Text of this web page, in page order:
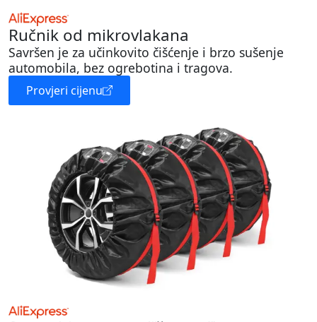
Ručnik od mikrovlakana
Savršen je za učinkovito čišćenje i brzo sušenje
automobila, bez ogrebotina i tragova.
Provjeri cijenu